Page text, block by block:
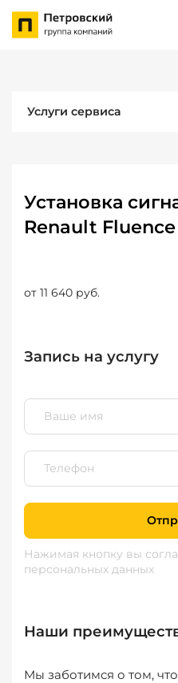
Услуги сервиса
Установка
Renault Fluence
от 11 640 руб.
Запись на услугу
Нажимая кнопку вы
персональных данных
Наши
Мы заботимся о том,